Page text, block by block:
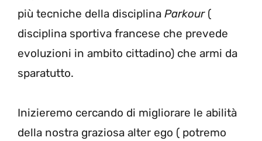
più tecniche della disciplina Parkour(
disciplina sportiva francese che prevede
evoluzioni in ambito cittadino) che armi da
sparatutto.
Inizieremo cercando di migliorare le abilità
della nostra graziosa alter ego ( potremo